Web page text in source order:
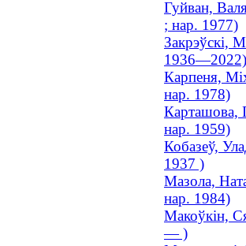
Гуйван,
; нар. 1977)
Закрэўскі,
1936—2022)
Карпеня,
нар. 1978)
Карташова,
нар. 1959)
Кобазеў,
1937 )
Мазола,
нар. 1984)
Макоўкін,
— )